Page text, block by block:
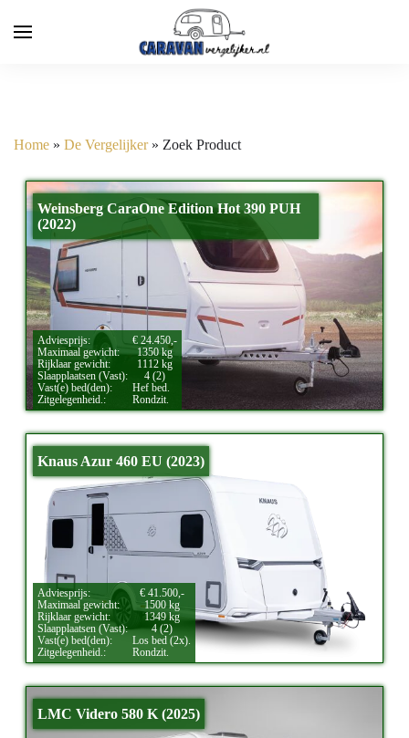
Home » De Vergelijker» Zoek Product
Weinsberg CaraOne Edition Hot 390 PUH
(2022)
Adviesprijs:
€ 24.450,-
Maximaal gewicht:
1350 kg
Rijklaar gewicht:
1112 kg
Slaapplaatsen (Vast):
4 (2)
Vast(e) bed(den):
Hef bed.
Zitgelegenheid.:
Rondzit.
Knaus Azur 460 EU (2023)
Adviesprijs:
€ 41.500,-
Maximaal gewicht:
1500 kg
Rijklaar gewicht:
1349 kg
Slaapplaatsen (Vast):
4 (2)
Vast(e) bed(den):
Los bed (2x).
Zitgelegenheid.:
Rondzit.
LMC Videro 580 K (2025)